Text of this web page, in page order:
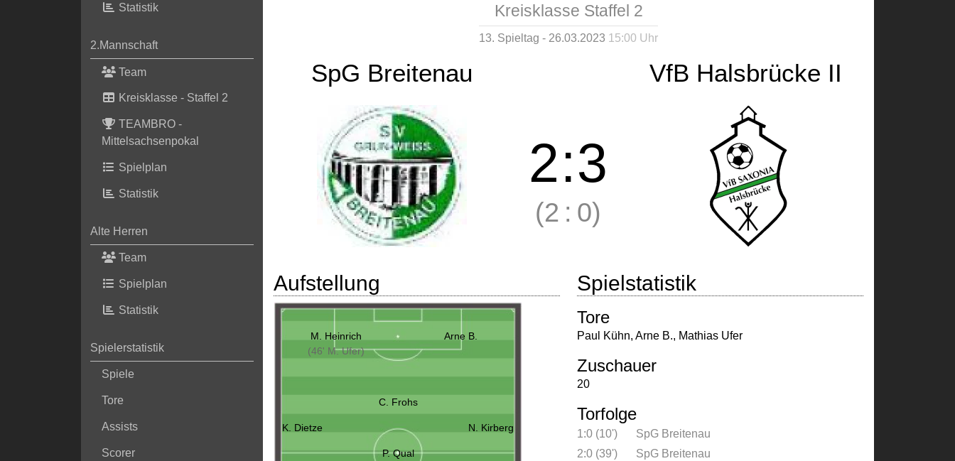
Statistik
2.Mannschaft
Team
Kreisklasse - Staffel 2
TEAMBRO -
Mittelsachsenpokal
Spielplan
Statistik
Alte Herren
Team
Spielplan
Statistik
Spielerstatistik
Spiele
Tore
Assists
Scorer
Kreisklasse Staffel 2
13. Spieltag - 26.03.2023 15:00 Uhr
SpG Breitenau VfB Halsbrücke II
2:3
(2 : 0)
Aufstellung
M. Heinrich
(46' M. Ufer)
Arne B.
C. Frohs
K. Dietze N. Kirberg
P. Qual
Spielstatistik
Tore
Paul Kühn, Arne B., Mathias Ufer
Zuschauer
20
Torfolge
1:0 (10')
SpG Breitenau
2:0 (39')
SpG Breitenau